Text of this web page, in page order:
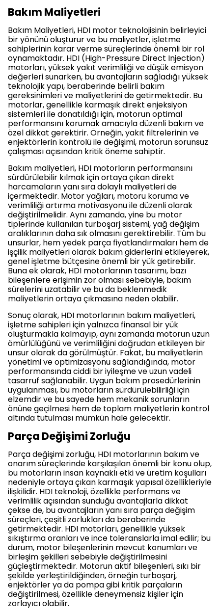
Bakım Maliyetleri
Bakım Maliyetleri, HDI motor teknolojisinin belirleyici
bir yönünü oluşturur ve bu maliyetler, işletme
sahiplerinin karar verme süreçlerinde önemli bir rol
oynamaktadır. HDI (High-Pressure Direct Injection)
motorları, yüksek yakıt verimliliği ve düşük emisyon
değerleri sunarken, bu avantajların sağladığı yüksek
teknolojik yapı, beraberinde belirli bakım
gereksinimleri ve maliyetlerini de getirmektedir. Bu
motorlar, genellikle karmaşık direkt enjeksiyon
sistemleri ile donatıldığı için, motorun optimal
performansını korumak amacıyla düzenli bakım ve
özel dikkat gerektirir. Örneğin, yakıt filtrelerinin ve
enjektörlerin kontrolü ile değişimi, motorun sorunsuz
çalışması açısından kritik öneme sahiptir.
Bakım maliyetleri, HDI motorların performansını
sürdürülebilir kılmak için ortaya çıkan direkt
harcamaların yanı sıra dolaylı maliyetleri de
içermektedir. Motor yağları, motoru koruma ve
verimliliği artırma motivasyonu ile düzenli olarak
değiştirilmelidir. Aynı zamanda, yine bu motor
tiplerinde kullanılan turboşarj sistemi, yağ değişim
aralıklarının daha sık olmasını gerektirebilir. Tüm bu
unsurlar, hem yedek parça fiyatlandırmaları hem de
işçilik maliyetleri olarak bakım giderlerini etkileyerek,
genel işletme bütçesine önemli bir yük getirebilir.
Buna ek olarak, HDI motorlarının tasarımı, bazı
bileşenlere erişimin zor olması sebebiyle, bakım
sürelerini uzatabilir ve bu da beklenmedik
maliyetlerin ortaya çıkmasına neden olabilir.
Sonuç olarak, HDI motorlarının bakım maliyetleri,
işletme sahipleri için yalnızca finansal bir yük
oluşturmakla kalmayıp, aynı zamanda motorun uzun
ömürlülüğünü ve verimliliğini doğrudan etkileyen bir
unsur olarak da görülmüştür. Fakat, bu maliyetlerin
yönetimi ve optimizasyonu sağlandığında, motor
performansında ciddi bir iyileşme ve uzun vadeli
tasarruf sağlanabilir. Uygun bakım prosedürlerinin
uygulanması, bu motorların sürdürülebilirliği için
elzemdir ve bu sayede hem mekanik sorunların
önüne geçilmesi hem de toplam maliyetlerin kontrol
altında tutulması mümkün hale gelecektir.
Parça Değişimi Zorluğu
Parça değişimi zorluğu, HDI motorlarının bakım ve
onarım süreçlerinde karşılaşılan önemli bir konu olup,
bu motorların insan kaynaklı etki ve üretim koşulları
nedeniyle ortaya çıkan karmaşık yapısal özellikleriyle
ilişkilidir. HDI teknoloji, özellikle performans ve
verimlilik açısından sunduğu avantajlarla dikkat
çekse de, bu avantajların yanı sıra parça değişim
süreçleri, çeşitli zorlukları da beraberinde
getirmektedir. HDI motorları, genellikle yüksek
sıkıştırma oranları ve ince toleranslarla imal edilir; bu
durum, motor bileşenlerinin mevcut konumları ve
birleşim şekilleri sebebiyle değiştirilmesini
güçleştirmektedir. Motorun aktif bileşenleri, sıkı bir
şekilde yerleştirildiğinden, örneğin turboşarj,
enjektörler ya da pompa gibi kritik parçaların
değiştirilmesi, özellikle deneymensiz kişiler için
zorlayıcı olabilir.